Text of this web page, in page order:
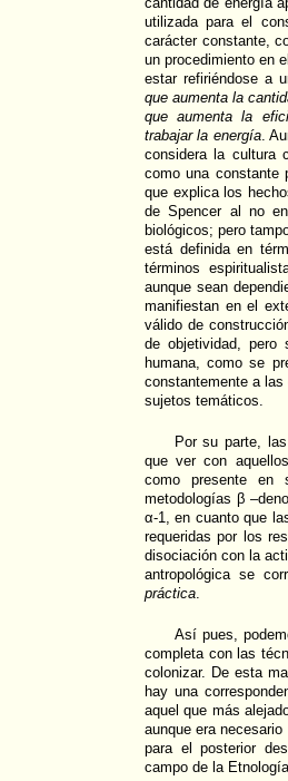
utilizada para el
carácter constante,
un procedimiento en
estar refiriéndose a
que aumenta la
que aumenta la
trabajar la energía.
considera la cultura
como una constante
que explica los
de Spencer al no
biológicos; pero
está definida en
términos
aunque sean
manifiestan en el
válido de
de objetividad, pero
humana, como se
constantemente a
sujetos temáticos.
Por su parte,
que ver con
como presente en
metodologías β
α-1, en cuanto que
requeridas por los
disociación con la
antropológica se
práctica.
Así pues,
completa con las
colonizar. De esta
hay una
aquel que más
aunque era
para el posterior
campo de la